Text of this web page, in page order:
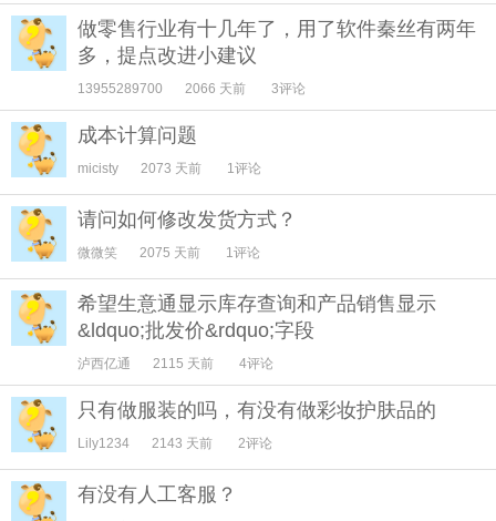
做零售行业有十几年了，用了软件秦丝有两年
多，提点改进小建议
13955289700 2066 天前 3评论
成本计算问题
micisty 2073 天前 1评论
请问如何修改发货方式？
微微笑 2075 天前 1评论
希望生意通显示库存查询和产品销售显示
&ldquo;批发价&rdquo;字段
泸西亿通 2115 天前 4评论
只有做服装的吗，有没有做彩妆护肤品的
Lily1234 2143 天前 2评论
有没有人工客服？